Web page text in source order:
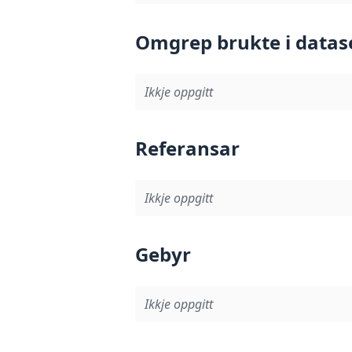
Omgrep brukte i
Ikkje oppgitt
Referansar
Ikkje oppgitt
Gebyr
Ikkje oppgitt